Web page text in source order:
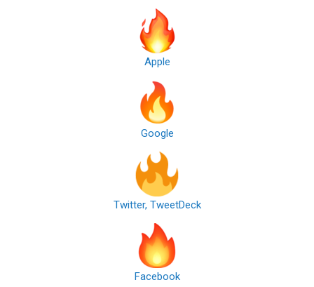
Apple
Google
Twitter, TweetDeck
Facebook